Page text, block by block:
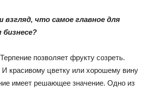
взгляд, что самое главное для
бизнесе?
позволяет фрукту созреть.
красивому цветку или хорошему вину
имеет решающее значение. Одно из